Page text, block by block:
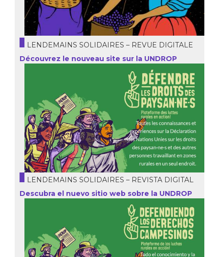
LENDEMAINS SOLIDAIRES – REVUE DIGITALE
Découvrez le nouveau site sur la UNDROP
LENDEMAINS SOLIDAIRES – REVISTA DIGITAL
Descubra el nuevo sitio web sobre la UNDROP